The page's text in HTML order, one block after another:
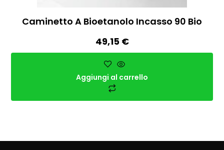
Caminetto A Bioetanolo Incasso 90 Bio
49,15 €
Aggiungi al carrello